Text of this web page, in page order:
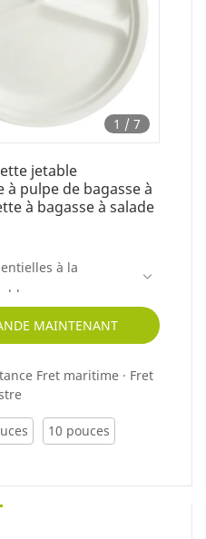
1 / 7
jetable
pulpe de bagasse à
à bagasse à salade
à la
pour
à salade.
MAINTENANT
Fret maritime · Fret
10 pouces